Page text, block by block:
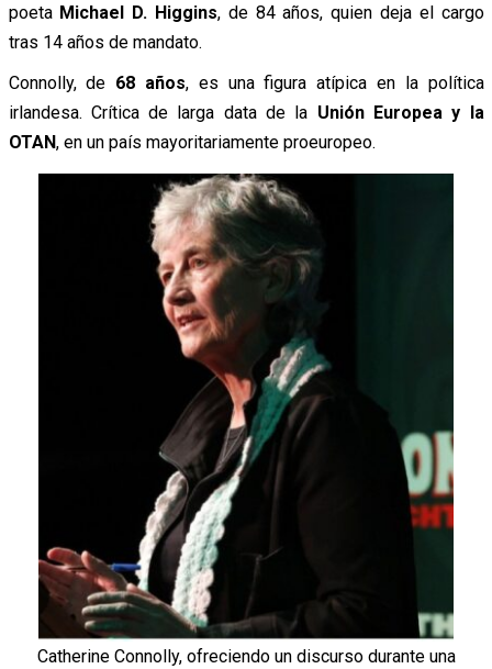
poeta Michael D. Higgins, de 84 años, quien deja el cargo
tras 14 años de mandato.
Connolly, de 68 años, es una figura atípica en la política
irlandesa. Crítica de larga data de la Unión Europea y la
OTAN, en un país mayoritariamente proeuropeo.
Catherine Connolly, ofreciendo un discurso durante una